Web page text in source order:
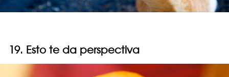
19. Esto te da perspectiva